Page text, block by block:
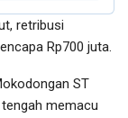
retribusi
Rp700 juta.
ST
memacu